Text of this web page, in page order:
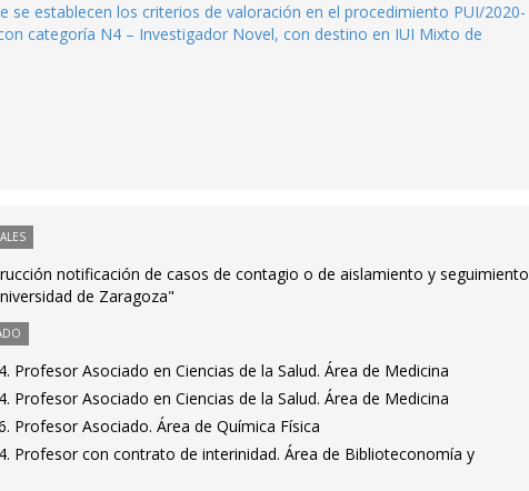
se establecen los criterios de valoración en el procedimiento PUI/2020-
categoría N4 – Investigador Novel, con destino en IUI Mixto de
notificación de casos de contagio o de aislamiento y seguimiento
de Zaragoza"
Profesor Asociado en Ciencias de la Salud. Área de Medicina
Profesor Asociado en Ciencias de la Salud. Área de Medicina
Profesor Asociado. Área de Química Física
Profesor con contrato de interinidad. Área de Biblioteconomía y